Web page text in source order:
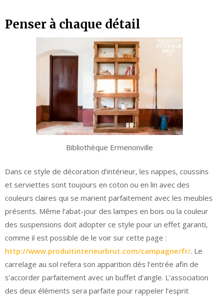
Penser à chaque détail
Bibliothèque Ermenonville
Dans ce style de décoration d’intérieur, les nappes, coussins
et serviettes sont toujours en coton ou en lin avec des
couleurs claires qui se marient parfaitement avec les meubles
présents. Même l’abat-jour des lampes en bois ou la couleur
des suspensions doit adopter ce style pour un effet garanti,
comme il est possible de le voir sur cette page :
http://www.produitinterieurbrut.com/campagne/fr/. Le
carrelage au sol refera son apparition dès l’entrée afin de
s’accorder parfaitement avec un buffet d’angle. L’association
des deux éléments sera parfaite pour rappeler l’esprit